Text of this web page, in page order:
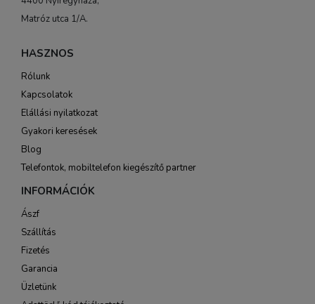
Matróz utca 1/A.
HASZNOS
Rólunk
Kapcsolatok
Elállási nyilatkozat
Gyakori keresések
Blog
Telefontok, mobiltelefon kiegészítő partner
INFORMÁCIÓK
Ászf
Szállítás
Fizetés
Garancia
Üzletünk